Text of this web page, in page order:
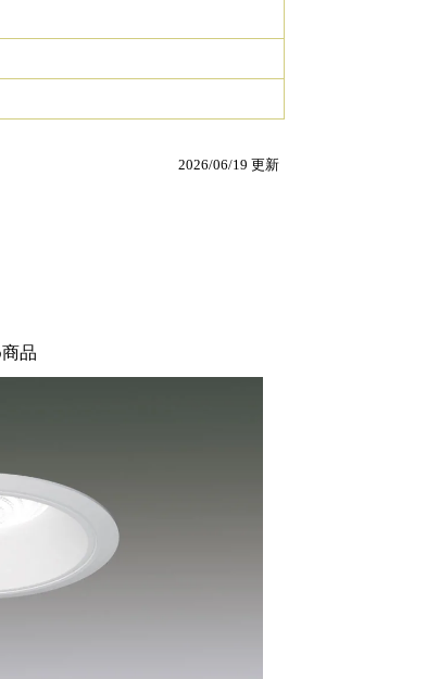
2026/06/19 更新
品